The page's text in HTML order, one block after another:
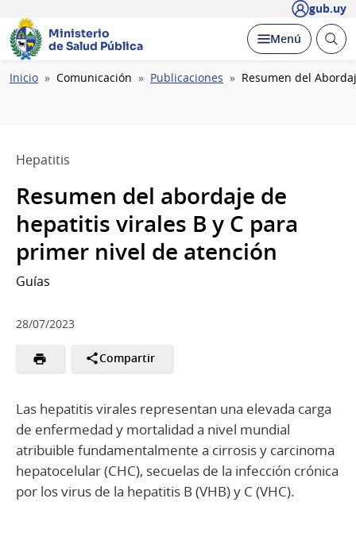
gub.uy
Ministerio
de Salud Pública
Desplegar
Menú Abrir
Ruta
Inicio Comunicación Publicaciones Resumen del
Hepatitis
Resumen del abordaje de
hepatitis virales B y C para
primer nivel de atención
Guías
28/07/2023
Compartir
Las hepatitis virales representan una elevada carga
de enfermedad y mortalidad a nivel mundial
atribuible fundamentalmente a cirrosis y carcinoma
hepatocelular (CHC), secuelas de la infección crónica
por los virus de la hepatitis B (VHB) y C (VHC).